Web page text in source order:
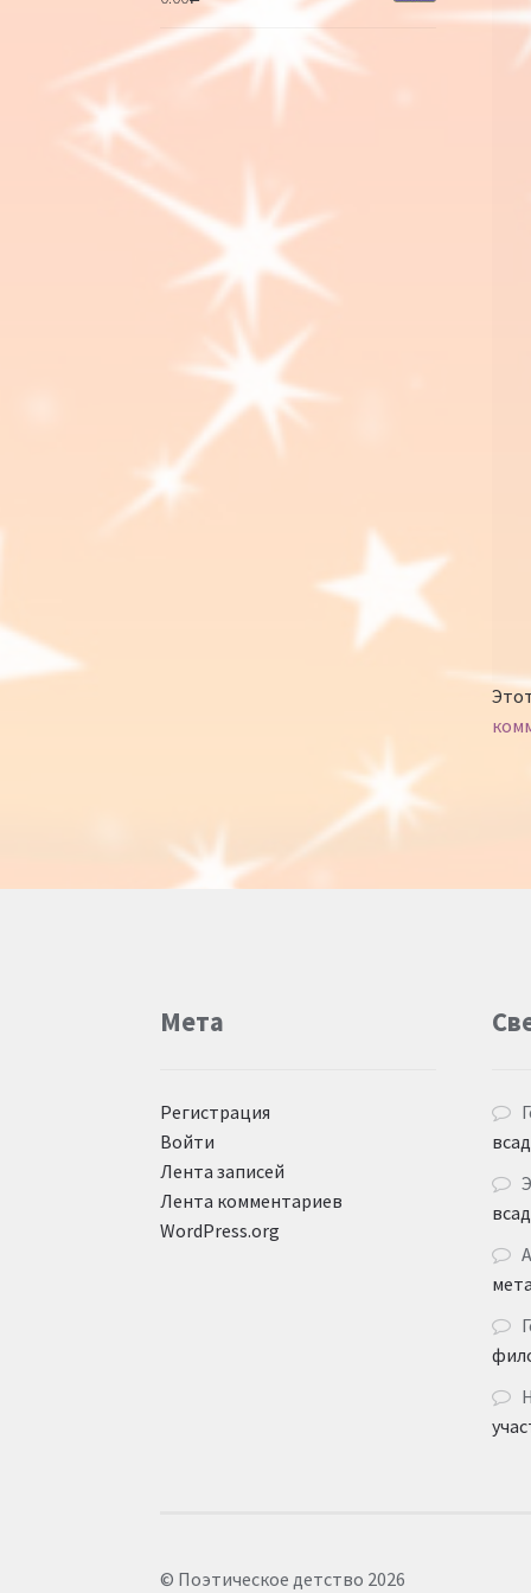
Мета
Регистрация
Войти
Лента записей
Лента комментариев
WordPress.org
© Поэтическое детство 2026